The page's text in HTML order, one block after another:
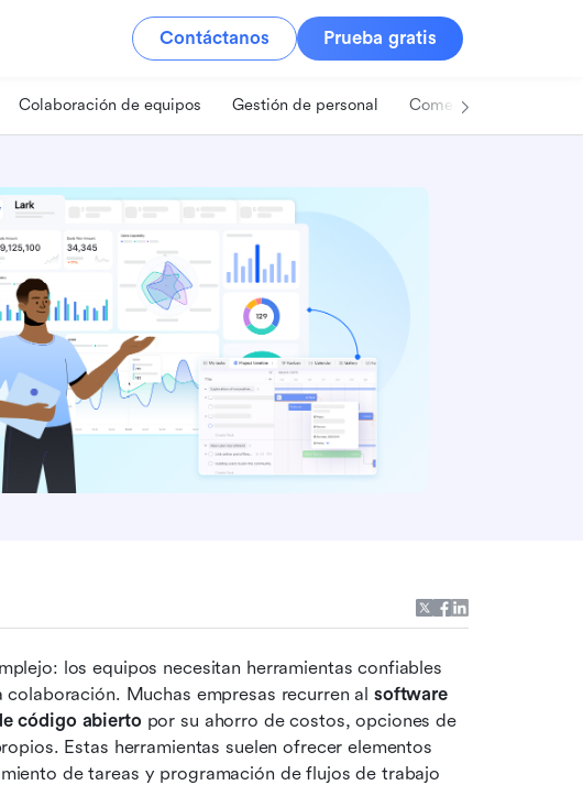
Contáctanos Prueba gratis
Colaboración de equipos Gestión de personal Comercio minorista
los equipos necesitan herramientas confiables
Muchas empresas recurren al software
código abierto por su ahorro de costos, opciones de
Estas herramientas suelen ofrecer elementos
de tareas y programación de flujos de trabajo